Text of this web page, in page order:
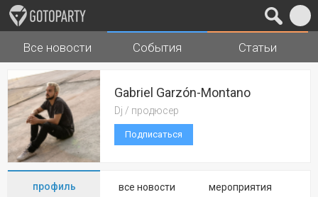
Города Музыка
Все новости События Статьи
Gabriel Garzón-Montano
Dj / продюсер
Подписаться
профиль все новости мероприятия